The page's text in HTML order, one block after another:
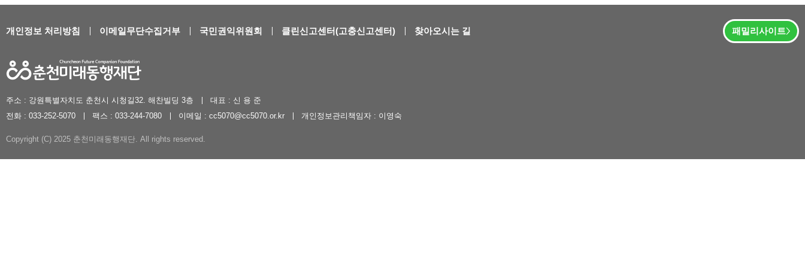
개인정보 처리방침 이메일무단수집거부 국민권익위원회 클린신고센터(고충신고센터) 찾아오시는 길 패밀리사이트
주소 : 강원특별자치도 춘천시 시청길32. 해찬빌딩 3층
대표 : 신 용 준
전화 : 033-252-5070
팩스 : 033-244-7080 이메일 : cc5070@cc5070.or.kr 개인정보관리책임자 : 이영숙
Copyright (C) 2025 춘천미래동행재단. All rights reserved.